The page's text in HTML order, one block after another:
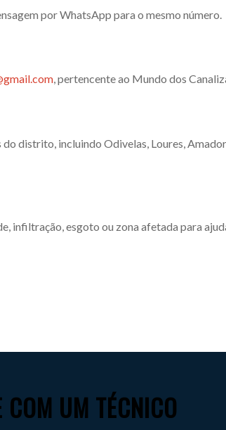
por WhatsApp para o mesmo número.
, pertencente ao Mundo dos
distrito, incluindo Odivelas, Loures,
infiltração, esgoto ou zona afetada para
COM UM TÉCNICO